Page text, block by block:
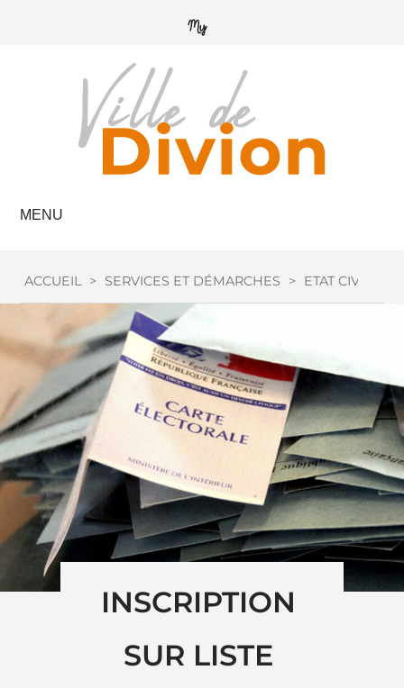
MENU
ACCUEIL > SERVICES ET DÉMARCHES > ETAT CIVIL
INSCRIPTION
SUR LISTE